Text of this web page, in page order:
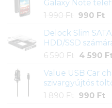
3
900 Ft.
Galaxy Note
1 990 Ft
Original
was:
1
990 Ft.
990 Ft
is:
Delock Slim
HDD/SSD
6 590 Ft
Original
was:
6
590 Ft.
4 590
Value USB Car
szivargyújtós
1 890 Ft
Original
990 Ft